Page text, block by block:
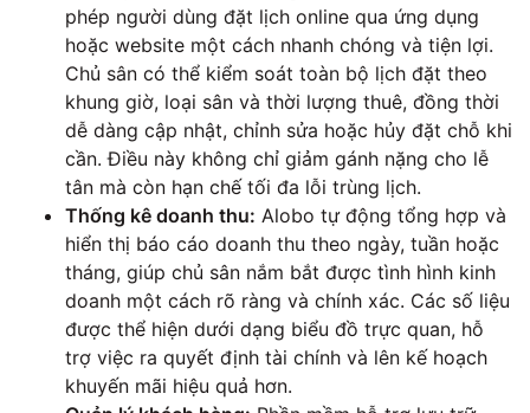
phép người dùng đặt lịch online qua ứng dụng
hoặc website một cách nhanh chóng và tiện lợi.
Chủ sân có thể kiểm soát toàn bộ lịch đặt theo
khung giờ, loại sân và thời lượng thuê, đồng thời
dễ dàng cập nhật, chỉnh sửa hoặc hủy đặt chỗ khi
cần. Điều này không chỉ giảm gánh nặng cho lễ
tân mà còn hạn chế tối đa lỗi trùng lịch.
Thống kê doanh thu: Alobo tự động tổng hợp và
hiển thị báo cáo doanh thu theo ngày, tuần hoặc
tháng, giúp chủ sân nắm bắt được tình hình kinh
doanh một cách rõ ràng và chính xác. Các số liệu
được thể hiện dưới dạng biểu đồ trực quan, hỗ
trợ việc ra quyết định tài chính và lên kế hoạch
khuyến mãi hiệu quả hơn.